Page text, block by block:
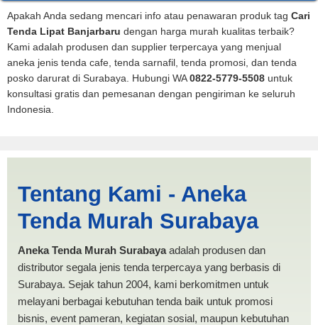
Apakah Anda sedang mencari info atau penawaran produk tag Cari
Tenda Lipat Banjarbaru dengan harga murah kualitas terbaik?
Kami adalah produsen dan supplier terpercaya yang menjual
aneka jenis tenda cafe, tenda sarnafil, tenda promosi, dan tenda
posko darurat di Surabaya. Hubungi WA0822-5779-5508 untuk
konsultasi gratis dan pemesanan dengan pengiriman ke seluruh
Indonesia.
| PRODUKSI ANEKA TENDA
MURAH
Tentang Kami - Aneka
Tenda Murah Surabaya
Aneka Tenda Murah Surabayaadalah produsen dan
distributor segala jenis tenda terpercaya yang berbasis di
Surabaya. Sejak tahun 2004, kami berkomitmen untuk
melayani berbagai kebutuhan tenda baik untuk promosi
bisnis, event pameran, kegiatan sosial, maupun kebutuhan